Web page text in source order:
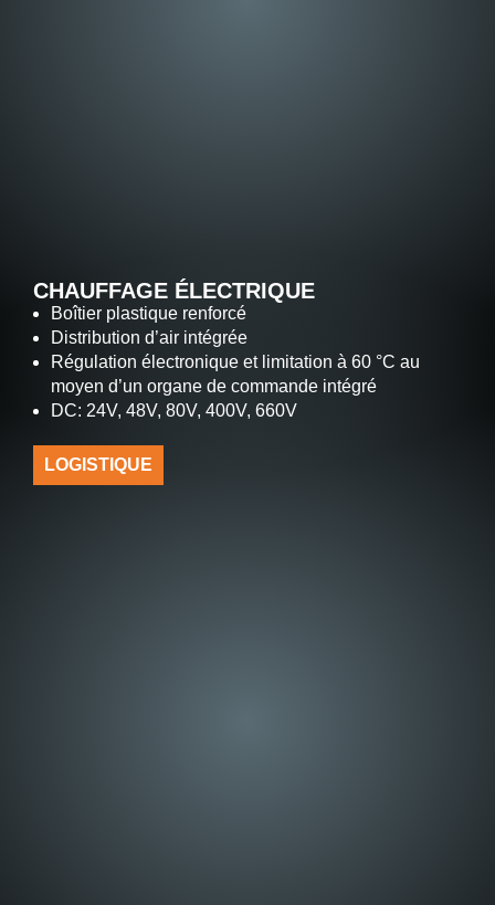
CHAUFFAGE ÉLECTRIQUE
Boîtier plastique renforcé
Distribution d’air intégrée
Régulation électronique et limitation à 60 °C au
moyen d’un organe de commande intégré
DC: 24V, 48V, 80V, 400V, 660V
LOGISTIQUE